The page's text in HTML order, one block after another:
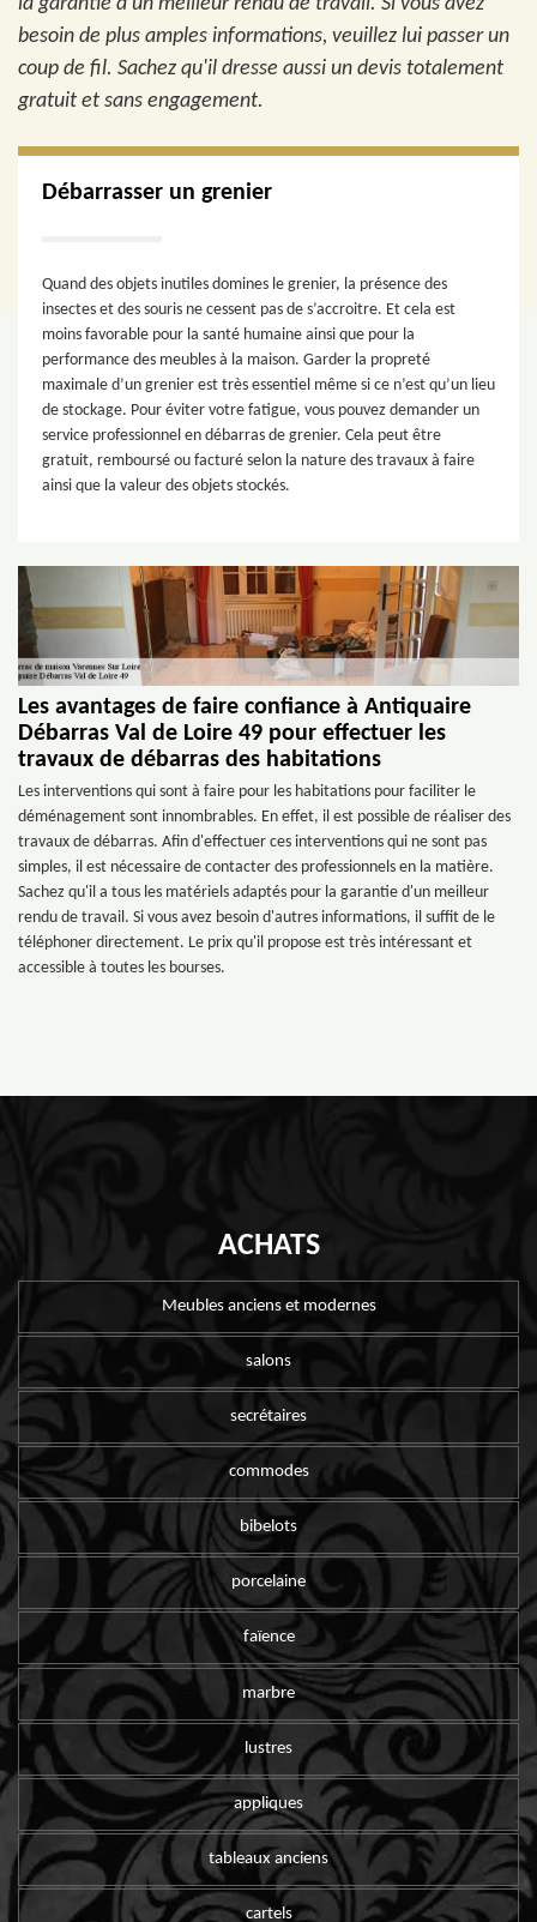
besoin de plus amples informations, veuillez lui passer un
coup de fil. Sachez qu'il dresse aussi un devis totalement
gratuit et sans engagement.
Débarrasser un grenier
Quand des objets inutiles domines le grenier, la présence des
insectes et des souris ne cessent pas de s’accroitre. Et cela est
moins favorable pour la santé humaine ainsi que pour la
performance des meubles à la maison. Garder la propreté
maximale d’un grenier est très essentiel même si ce n’est qu’un lieu
de stockage. Pour éviter votre fatigue, vous pouvez demander un
service professionnel en débarras de grenier. Cela peut être
gratuit, remboursé ou facturé selon la nature des travaux à faire
ainsi que la valeur des objets stockés.
Les avantages de faire confiance à Antiquaire
Débarras Val de Loire 49 pour effectuer les
travaux de débarras des habitations
Les interventions qui sont à faire pour les habitations pour faciliter le
déménagement sont innombrables. En effet, il est possible de réaliser des
travaux de débarras. Afin d'effectuer ces interventions qui ne sont pas
simples, il est nécessaire de contacter des professionnels en la matière.
Sachez qu'il a tous les matériels adaptés pour la garantie d'un meilleur
rendu de travail. Si vous avez besoin d'autres informations, il suffit de le
téléphoner directement. Le prix qu'il propose est très intéressant et
accessible à toutes les bourses.
ACHATS
Meubles anciens et modernes
salons
secrétaires
commodes
bibelots
porcelaine
faïence
marbre
lustres
appliques
tableaux anciens
cartels